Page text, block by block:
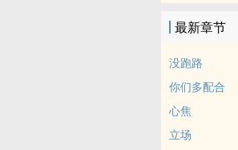
最新章节
没跑路
你们多配合
心焦
立场